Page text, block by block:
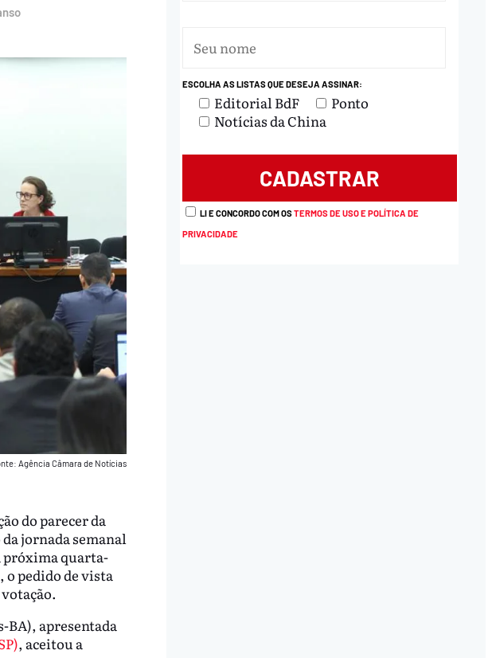
Agência Câmara de Notícias
do parecer da
da jornada semanal
próxima quarta-
o pedido de vista
BA), apresentada
, aceitou a
ESCOLHA AS LISTAS QUE DESEJA ASSINAR:
Editorial BdF
Ponto
Notícias da China
LI E CONCORDO COM OSTERMOS DE USO E POLÍTICA DE
PRIVACIDADE